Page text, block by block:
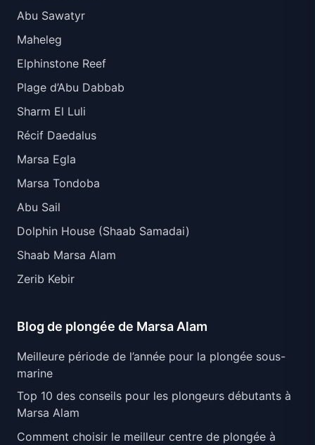
Abu Sawatyr
Maheleg
Elphinstone Reef
Plage d’Abu Dabbab
Sharm El Luli
Récif Daedalus
Marsa Egla
Marsa Tondoba
Abu Sail
Dolphin House (Shaab Samadai)
Shaab Marsa Alam
Zerib Kebir
Blog de plongée de Marsa Alam
Meilleure période de l’année pour la plongée sous-
marine
Top 10 des conseils pour les plongeurs débutants à
Marsa Alam
Comment choisir le meilleur centre de plongée à